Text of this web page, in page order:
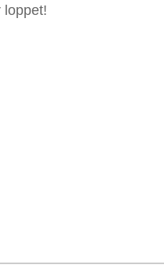
loppet!